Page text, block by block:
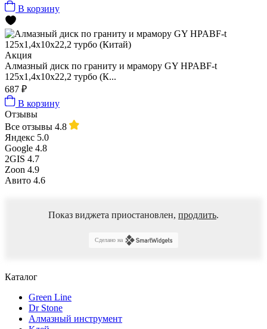
В корзину
Акция
Алмазный диск по граниту и мрамору GY HPABF-t
125x1,4x10x22,2 турбо (К...
687 ₽
В корзину
Отзывы
Все отзывы 4.8
Яндекс 5.0
Google 4.8
2GIS 4.7
Zoon 4.9
Авито 4.6
Показ виджета приостановлен, продлить.
Сделано на
Каталог
Green Line
Dr Stone
Алмазный инструмент